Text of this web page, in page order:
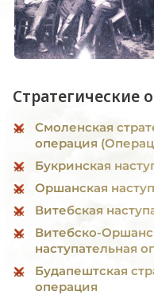
Стратегические
Смоленская
операция
Букринская
Оршанская
Витебская
Витебско-
наступательная
Будапештская
операция